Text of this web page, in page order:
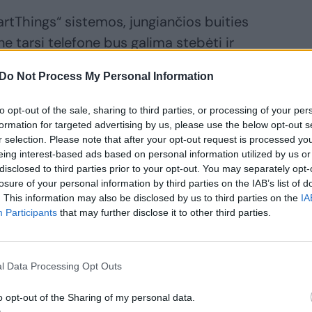
Do Not Process My Personal Information
opt-out of the sale, sharing to third parties, or processing of your
for targeted advertising by us, please use the below opt-out
selection. Please note that after your opt-out request is processed
interest-based ads based on personal information utilized by us
to third parties prior to your opt-out. You may separately
of your personal information by third parties on the IAB’s list of
This information may also be disclosed by us to third parties on the
Participants that may further disclose it to other third parties.
Data Processing Opt Outs
opt-out of the Sharing of my personal data.
sistemos, jungiančios buities
tarsi telefone bus galima stebėti ir
energijos suvartojimo lygį,
ir to paties gamintojo
modeliai naudodami dirbtinį
reikiamą režimą, temperatūrą.
kameros, kurių vaizdą bus
patiekalo padės ir dirbtinio
vaizdo atpažinimu, jis nustatys,